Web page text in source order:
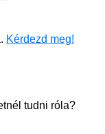
Kérdezd meg!
tudni róla?